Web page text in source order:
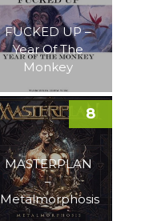
FUCKED UP –
Year Of The
Monkey
MASTERPLAN
–
Metalmorphosis
8